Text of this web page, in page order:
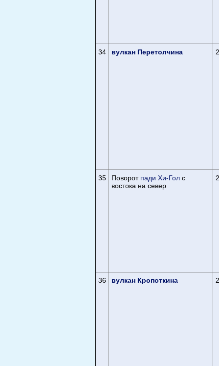
34 вулкан Перетолчина
35 Поворот пади Хи-Гол с
востока на север
36 вулкан Кропоткина